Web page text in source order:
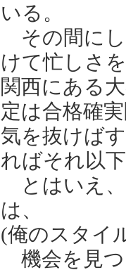
いる。
その間にし
けて忙しさ
関西にある
定は合格確
気を抜けば
ればそれ以
とはいえ、
は、
(俺のスタイ
機会を見つ